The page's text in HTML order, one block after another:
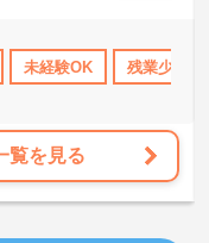
･介護休暇取得実績あり
未経験OK 残業少なめ
覧を見る